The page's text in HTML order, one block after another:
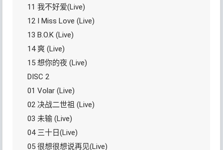
11 我不好爱(Live)
12 I Miss Love (Live)
13 B.O.K (Live)
14 爽 (Live)
15 想你的夜 (Live)
DISC 2
01 Volar (Live)
02 决战二世祖 (Live)
03 未输 (Live)
04 三十日(Live)
05 很想很想说再见(Live)